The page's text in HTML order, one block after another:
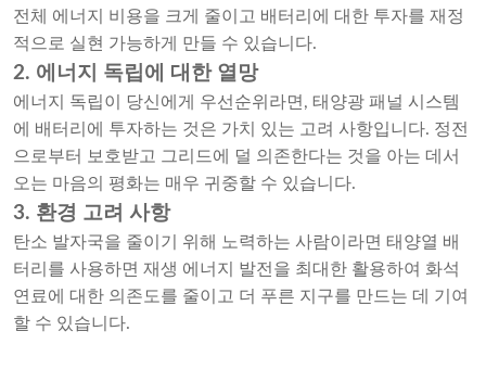
전체 에너지 비용을 크게 줄이고 배터리에 대한 투자를 재정
적으로 실현 가능하게 만들 수 있습니다.
2. 에너지 독립에 대한 열망
에너지 독립이 당신에게 우선순위라면, 태양광 패널 시스템
에 배터리에 투자하는 것은 가치 있는 고려 사항입니다. 정전
으로부터 보호받고 그리드에 덜 의존한다는 것을 아는 데서
오는 마음의 평화는 매우 귀중할 수 있습니다.
3. 환경 고려 사항
탄소 발자국을 줄이기 위해 노력하는 사람이라면 태양열 배
터리를 사용하면 재생 에너지 발전을 최대한 활용하여 화석
연료에 대한 의존도를 줄이고 더 푸른 지구를 만드는 데 기여
할 수 있습니다.